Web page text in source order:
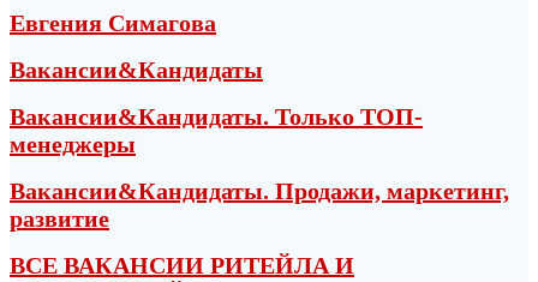
Евгения Симагова
Вакансии&Кандидаты
Вакансии&Кандидаты. Только ТОП-
менеджеры
Вакансии&Кандидаты. Продажи, маркетинг,
развитие
ВСЕ ВАКАНСИИ РИТЕЙЛА И